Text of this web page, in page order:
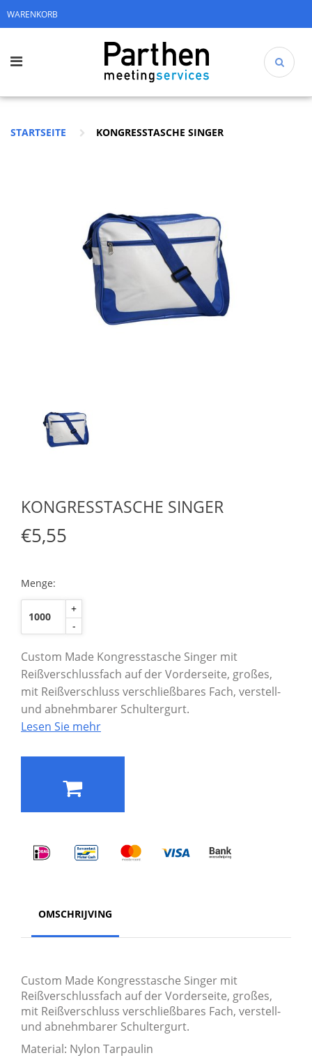
WARENKORB
STARTSEITE KONGRESSTASCHE SINGER
KONGRESSTASCHE SINGER
€5,55
Menge:
+
-
Custom Made Kongresstasche Singer mit
Reißverschlussfach auf der Vorderseite, großes,
mit Reißverschluss verschließbares Fach, verstell-
und abnehmbarer Schultergurt.
Lesen Sie mehr
OMSCHRIJVING
Custom Made Kongresstasche Singer mit
Reißverschlussfach auf der Vorderseite, großes,
mit Reißverschluss verschließbares Fach, verstell-
und abnehmbarer Schultergurt.
Material: Nylon Tarpaulin